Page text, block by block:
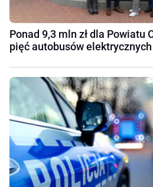
Ponad 9,3 mln zł dla Powiatu
pięć autobusów elektrycznych